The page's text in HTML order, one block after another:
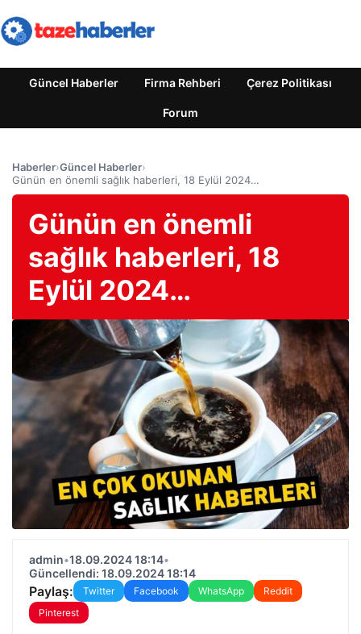
Güncel Haberler Firma Rehberi Çerez Politikası
Forum
Haberler›Güncel Haberler›
Günün en önemli sağlık haberleri, 18 Eylül 2024…
Günün en önemli
sağlık haberleri, 18
Eylül 2024…
admin•18.09.2024 18:14•
Güncellendi: 18.09.2024 18:14
Paylaş: Twitter Facebook WhatsApp
Reddit
Pinterest